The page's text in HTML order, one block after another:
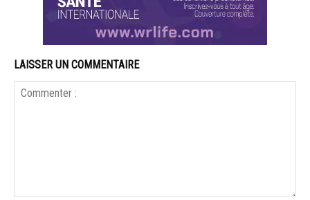
LAISSER UN COMMENTAIRE